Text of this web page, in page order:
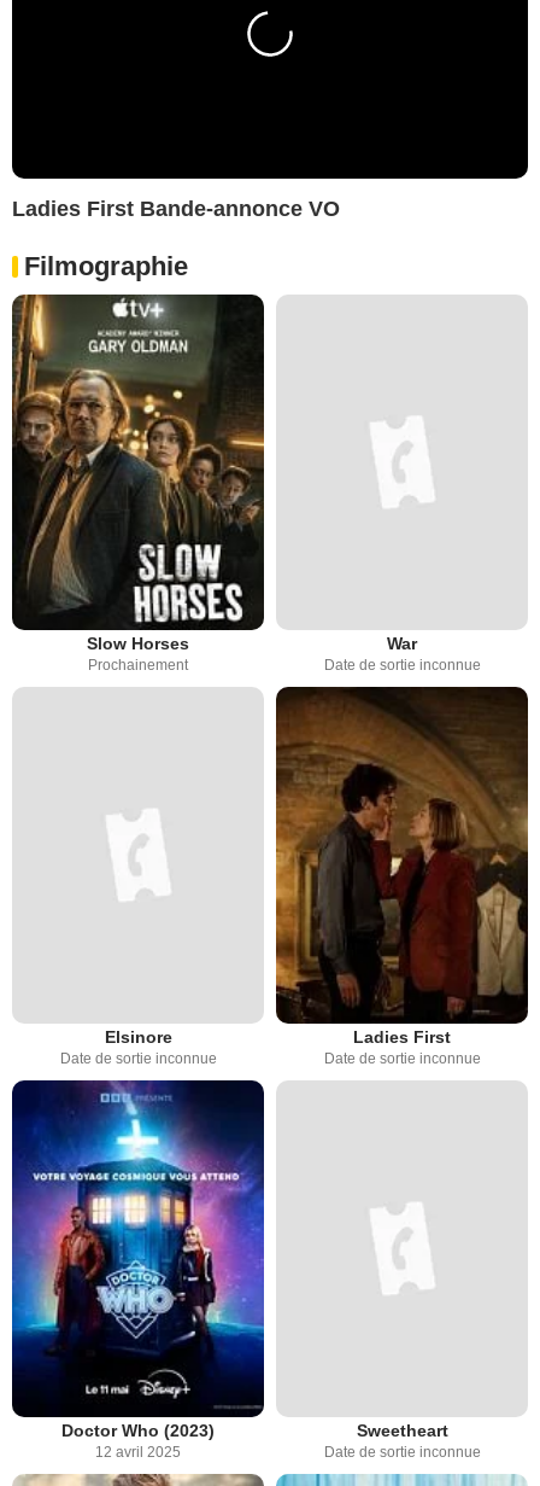
Ladies First Bande-annonce VO
Filmographie
Slow Horses
Prochainement
War
Date de sortie inconnue
Elsinore
Date de sortie inconnue
Ladies First
Date de sortie inconnue
Doctor Who (2023)
12 avril 2025
Sweetheart
Date de sortie inconnue